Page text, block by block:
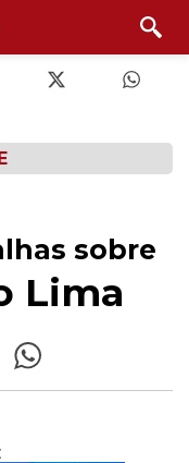
sobre
Lima